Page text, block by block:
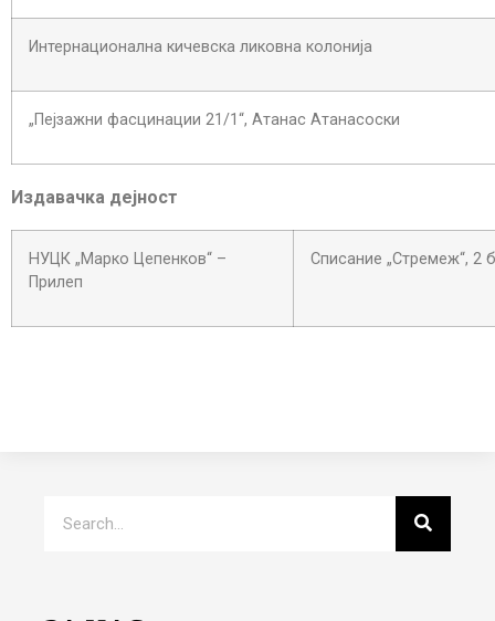
Интернационална кичевска ликовна колонија
„Пејзажни фасцинации 21/1“, Атанас Атанасоски
Издавачка дејност
НУЦК „Марко Цепенков“ –
Прилеп
Списание „Стремеж“, 2